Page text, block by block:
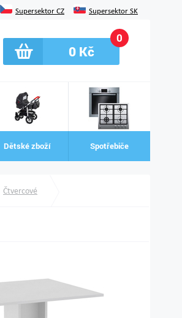
Supersektor CZ Supersektor SK
0Kč
0
Dětské zboží Spotřebiče
Čtvercové